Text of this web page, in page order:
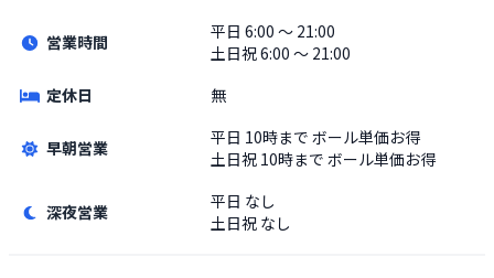
営業時間 平日 6:00 〜 21:00
土日祝6:00 〜 21:00
定休日
無
早朝営業 平日 10時まで ボール単価お得
土日祝 10時まで ボール単価お得
深夜営業 平日 なし
土日祝 なし